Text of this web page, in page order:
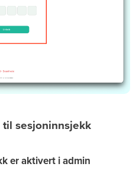
sesjoninnsjekk
er aktivert i admin